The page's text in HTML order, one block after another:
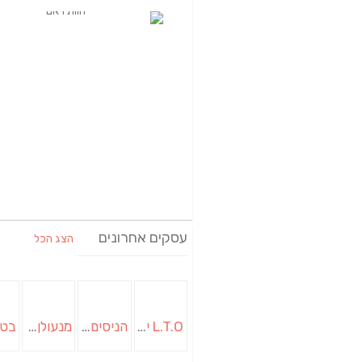
עסקים אחרונים הצג הכל
L.T.O יעוץ משכנתאות וכלכלת משפחה | יועץ משכנתאות באשכול הניסים של השף | מסעדת שף בבית | ארוחות גורמה מנעולן בבאר שבע | מנעולן באופקים | ויטלי המנעולן